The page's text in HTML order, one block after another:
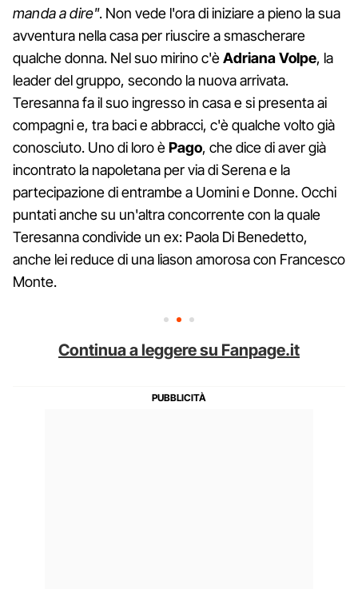
manda a dire". Non vede l'ora di iniziare a pieno la sua
avventura nella casa per riuscire a smascherare
qualche donna. Nel suo mirino c'èAdriana Volpe, la
leader del gruppo, secondo la nuova arrivata.
Teresanna fa il suo ingresso in casa e si presenta ai
compagni e, tra baci e abbracci, c'è qualche volto già
conosciuto. Uno di loro èPago, che dice di aver già
incontrato la napoletana per via di Serena e la
partecipazione di entrambe a Uomini e Donne. Occhi
puntati anche su un'altra concorrente con la quale
Teresanna condivide un ex: Paola Di Benedetto,
anche lei reduce di una liason amorosa con Francesco
Monte.
Continua a leggere su Fanpage.it